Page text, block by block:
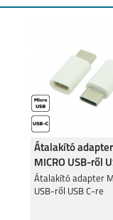
Átalakító adapter
MICRO USB-ről
re
Átalakító adapter
USB-ről USB C-re